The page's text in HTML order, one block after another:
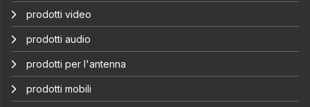
prodotti video
prodotti audio
prodotti per l'antenna
prodotti mobili